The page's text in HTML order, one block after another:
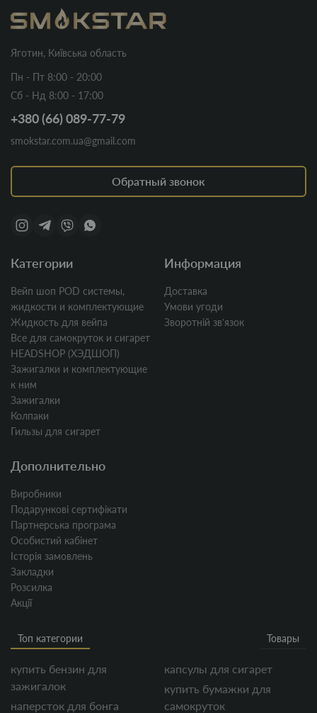
Яготин, Київська область
Пн - Пт 8:00 - 20:00
Сб - Нд 8:00 - 17:00
+380 (66) 089-77-79
smokstar.com.ua@gmail.com
Обратный звонок
Категории
Вейп шоп POD системы,
жидкости и комплектующие
Жидкость для вейпа
Все для самокруток и сигарет
HEADSHOP (ХЭДШОП)
Зажигалки и комплектующие
к ним
Зажигалки
Колпаки
Гильзы для сигарет
Информация
Доставка
Умови угоди
Зворотній звʼязок
Дополнительно
Виробники
Подарункові сертифікати
Партнерська програма
Особистий кабінет
Історія замовлень
Закладки
Розсилка
Акції
Топ категории Товары
купить бензин для
зажигалок
наперсток для бонга
капсулы для сигарет
купить бумажки для
самокруток